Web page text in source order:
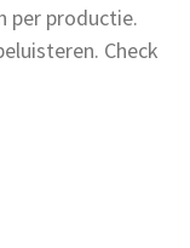
per productie.
Check